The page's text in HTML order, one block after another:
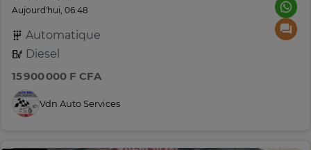
Aujourd'hui, 06:48
Automatique
Diesel
15 900 000 F CFA
Vdn Auto Services